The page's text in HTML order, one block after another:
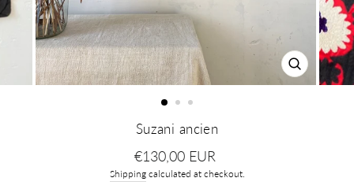
CLOSE
(ESC)
Suzani ancien
Regular
price
€130,00 EUR
Shippingcalculated at checkout.